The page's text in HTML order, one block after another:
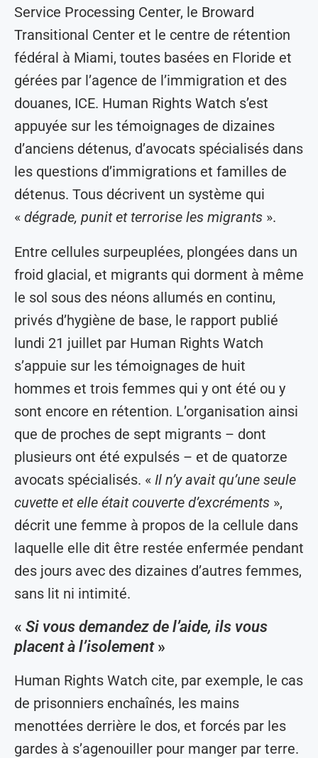
Service Processing Center, le Broward
Transitional Center et le centre de rétention
fédéral à Miami, toutes basées en Floride et
gérées par l’agence de l’immigration et des
douanes, ICE. Human Rights Watch s’est
appuyée sur les témoignages de dizaines
d’anciens détenus, d’avocats spécialisés dans
les questions d’immigrations et familles de
détenus. Tous décrivent un système qui
« dégrade, punit et terrorise les migrants ».
Entre cellules surpeuplées, plongées dans un
froid glacial, et migrants qui dorment à même
le sol sous des néons allumés en continu,
privés d’hygiène de base, le rapport publié
lundi 21 juillet par Human Rights Watch
s’appuie sur les témoignages de huit
hommes et trois femmes qui y ont été ou y
sont encore en rétention. L’organisation ainsi
que de proches de sept migrants – dont
plusieurs ont été expulsés – et de quatorze
avocats spécialisés. « Il n’y avait qu’une seule
cuvette et elle était couverte d’excréments »,
décrit une femme à propos de la cellule dans
laquelle elle dit être restée enfermée pendant
des jours avec des dizaines d’autres femmes,
sans lit ni intimité.
« Si vous demandez de l’aide, ils vous
placent à l’isolement»
Human Rights Watch cite, par exemple, le cas
de prisonniers enchaînés, les mains
menottées derrière le dos, et forcés par les
gardes à s’agenouiller pour manger par terre.